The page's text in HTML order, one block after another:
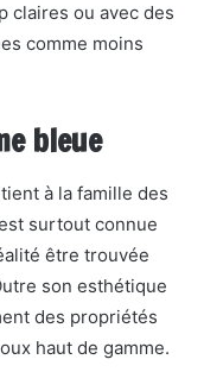
claires ou avec des
comme moins
bleue
à la famille des
surtout connue
être trouvée
son esthétique
des propriétés
haut de gamme.